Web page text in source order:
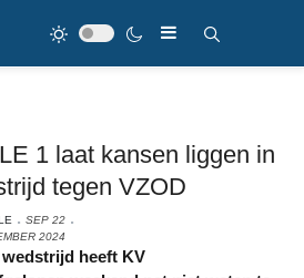
1 laat kansen liggen in
tegen VZOD
SEP 22
2024